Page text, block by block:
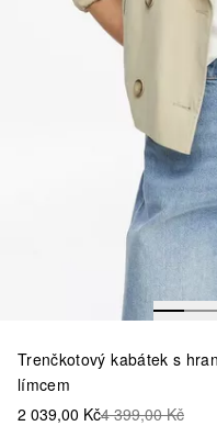
Trenčkotový kabátek s
límcem
2 039,00 Kč4 399,00 Kč